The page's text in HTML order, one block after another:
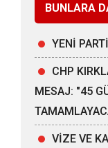
BUNLARA
YENİ
CHP
MESAJ: "45
VİZE VE